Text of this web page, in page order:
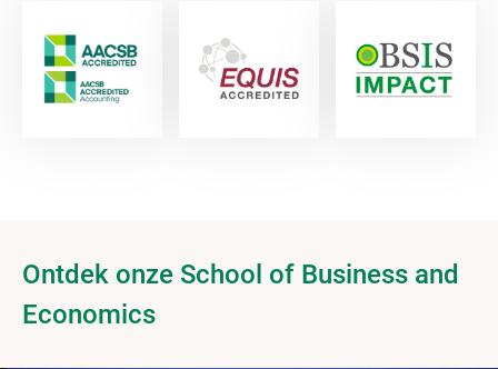
Ontdek onze School of Business and
Economics